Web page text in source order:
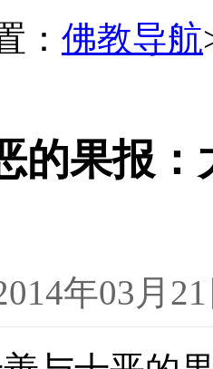
： 佛教导航
的果报
年03月